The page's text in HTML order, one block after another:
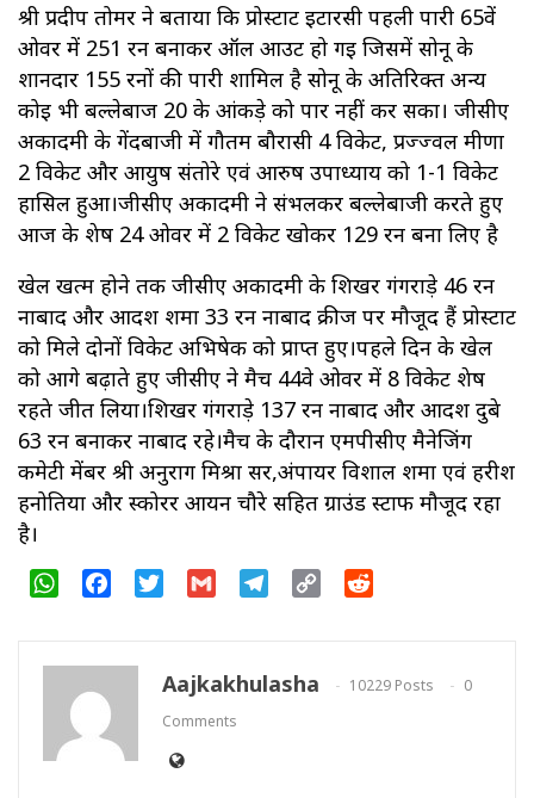
श्री प्रदीप तोमर ने बताया कि प्रोस्टार्ट इटारसी पहली पारी 65वें
ओवर में 251 रन बनाकर ऑल आउट हो गई जिसमें सोनू के
शानदार 155 रनों की पारी शामिल है सोनू के अतिरिक्त अन्य
कोई भी बल्लेबाज 20 के आंकड़े को पार नहीं कर सका। जीसीए
अकादमी के गेंदबाजी में गौतम बौरासी 4 विकेट, प्रज्ज्वल मीणा
2 विकेट और आयुष संतोरे एवं आरुष उपाध्याय को 1-1 विकेट
हासिल हुआ।जीसीए अकादमी ने संभलकर बल्लेबाजी करते हुए
आज के शेष 24 ओवर में 2 विकेट खोकर 129 रन बना लिए है
खेल खत्म होने तक जीसीए अकादमी के शिखर गंगराड़े 46 रन
नाबाद और आदर्श शर्मा 33 रन नाबाद क्रीज पर मौजूद हैं प्रोस्टार्ट
को मिले दोनों विकेट अभिषेक को प्राप्त हुए।पहले दिन के खेल
को आगे बढ़ाते हुए जीसीए ने मैच 44वे ओवर में 8 विकेट शेष
रहते जीत लिया।शिखर गंगराड़े 137 रन नाबाद और आदर्श दुबे
63 रन बनाकर नाबाद रहे।मैच के दौरान एमपीसीए मैनेजिंग
कमेटी मेंबर श्री अनुराग मिश्रा सर,अंपायर विशाल शर्मा एवं हरीश
हनोतिया और स्कोरर आर्यन चौरे सहित ग्राउंड स्टाफ मौजूद रहा
है।
WhatsAppFacebookTwitter Gmail Telegram
Copy
Aajkakhulasha 10229 Posts
0
Comments